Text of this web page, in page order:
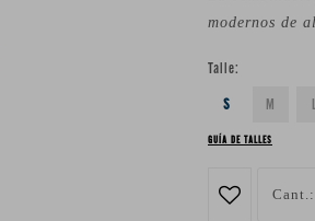
modernos de
Talle:
S
M
GUÍA DE TALLES